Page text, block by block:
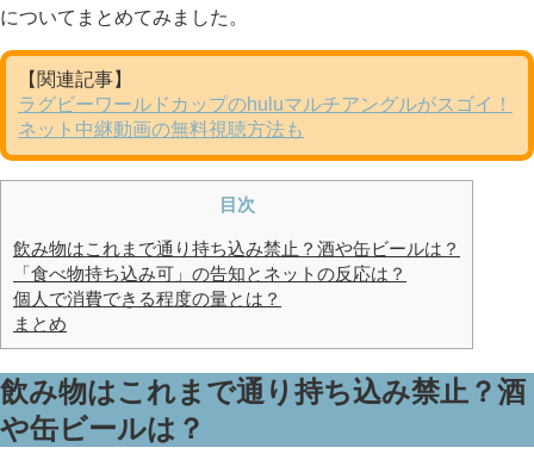
についてまとめてみました。
【関連記事】
ラグビーワールドカップのhuluマルチアングルがスゴイ！
ネット中継動画の無料視聴方法も
目次
飲み物はこれまで通り持ち込み禁止？酒や缶ビールは？
「食べ物持ち込み可」の告知とネットの反応は？
個人で消費できる程度の量とは？
まとめ
飲み物はこれまで通り持ち込み禁止？酒
や缶ビールは？